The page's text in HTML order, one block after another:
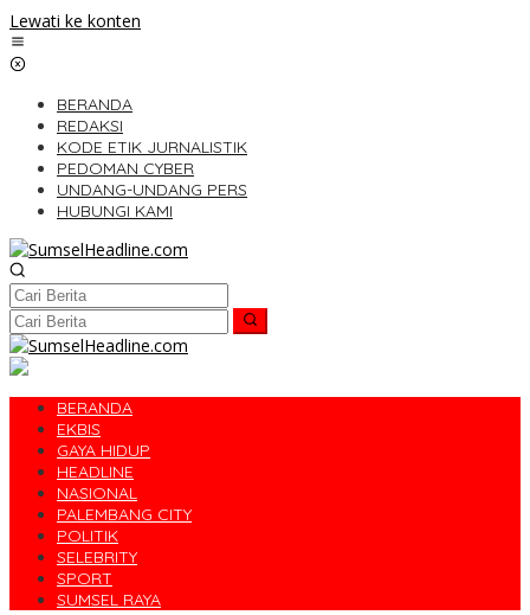
Lewati ke konten
BERANDA
REDAKSI
KODE ETIK JURNALISTIK
PEDOMAN CYBER
UNDANG-UNDANG PERS
HUBUNGI KAMI
BERANDA
EKBIS
GAYA HIDUP
HEADLINE
NASIONAL
PALEMBANG CITY
POLITIK
SELEBRITY
SPORT
SUMSEL RAYA